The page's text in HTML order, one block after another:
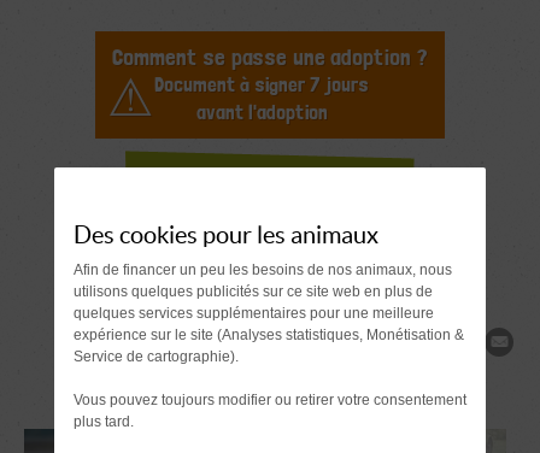
Comment se passe une adoption ?
Document à signer 7 jours
avant l'adoption
renseignements
Partager
Des cookies pour les animaux
Afin de financer un peu les besoins de nos animaux, nous
utilisons quelques publicités sur ce site web en plus de
quelques services supplémentaires pour une meilleure
expérience sur le site (Analyses statistiques, Monétisation &
Service de cartographie).
Vous pouvez toujours modifier ou retirer votre consentement
plus tard.